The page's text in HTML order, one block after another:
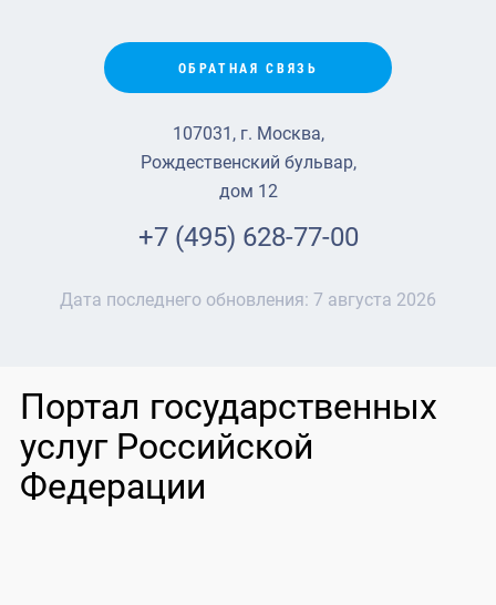
ОБРАТНАЯ СВЯЗЬ
107031, г. Москва,
Рождественский бульвар,
дом 12
+7 (495) 628-77-00
Дата последнего обновления: 7 августа 2026
Портал государственных
услуг Российской
Федерации